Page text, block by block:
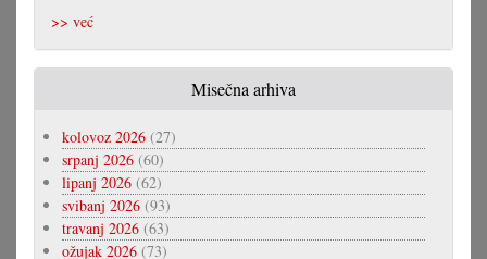
>> već
Misečna arhiva
kolovoz 2026 (27)
srpanj 2026 (60)
lipanj 2026 (62)
svibanj 2026 (93)
travanj 2026 (63)
ožujak 2026 (73)